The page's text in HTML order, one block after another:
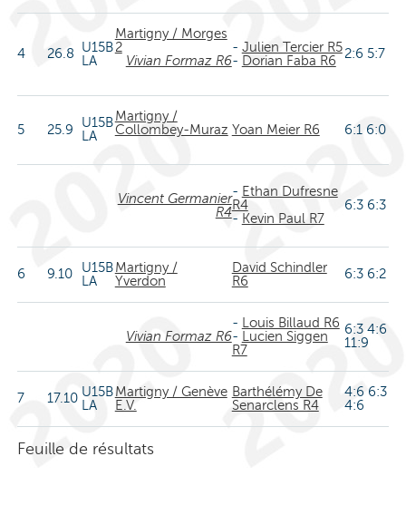
4 26.8
U15B
LA
Martigny / Morges
2
Vivian Formaz R6
- Julien Tercier R5
- Dorian Faba R6 2:6 5:7
5 25.9
U15B
LA
Martigny /
Collombey-Muraz Yoan Meier R6 6:1 6:0
Vincent Germanier
R4
- Ethan Dufresne
R4
- Kevin Paul R7
6:3 6:3
6 9.10
U15B
LA
Martigny /
Yverdon
David Schindler
R6
6:3 6:2
Vivian Formaz R6
-
Louis Billaud R6
-
Lucien Siggen
R7
6:3 4:6
11:9
7 17.10 U15B
LA
Martigny / Genève
E.V.
Barthélémy De
Senarclens R4
4:6 6:3
4:6
Feuille de résultats